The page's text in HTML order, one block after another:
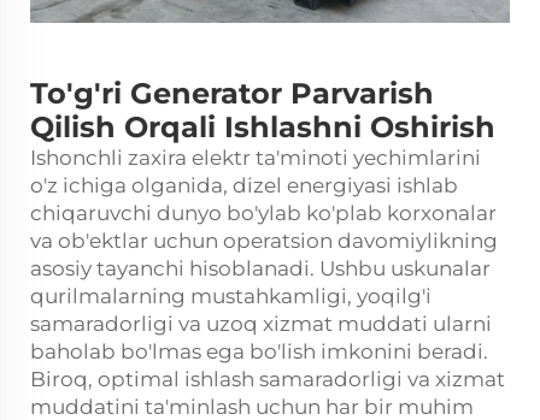
To'g'ri Generator Parvarish
Qilish Orqali Ishlashni Oshirish
Ishonchli zaxira elektr ta'minoti yechimlarini
o'z ichiga olganida, dizel energiyasi ishlab
chiqaruvchi dunyo bo'ylab ko'plab korxonalar
va ob'ektlar uchun operatsion davomiylikning
asosiy tayanchi hisoblanadi. Ushbu uskunalar
qurilmalarning mustahkamligi, yoqilg'i
samaradorligi va uzoq xizmat muddati ularni
baholab bo'lmas ega bo'lish imkonini beradi.
Biroq, optimal ishlash samaradorligi va xizmat
muddatini ta'minlash uchun har bir muhim